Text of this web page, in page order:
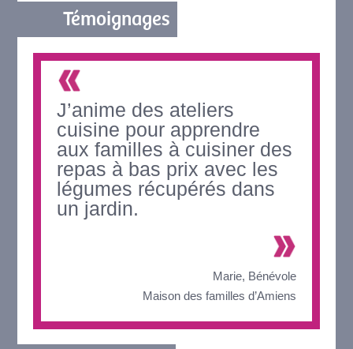
Témoignages
J’anime des ateliers
cuisine pour apprendre
aux familles à cuisiner des
repas à bas prix avec les
légumes récupérés dans
un jardin.
Marie, Bénévole
Maison des familles d’Amiens